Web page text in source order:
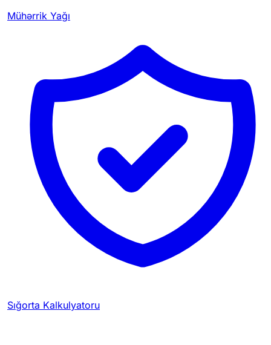
Mühərrik Yağı
Sığorta Kalkulyatoru